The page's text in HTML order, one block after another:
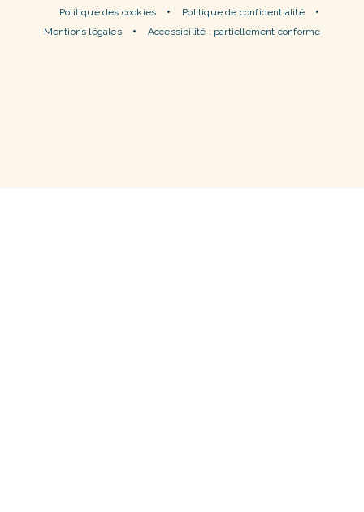
Politique des cookies
Politique de confidentialité
Mentions légales
Accessibilité : partiellement conforme